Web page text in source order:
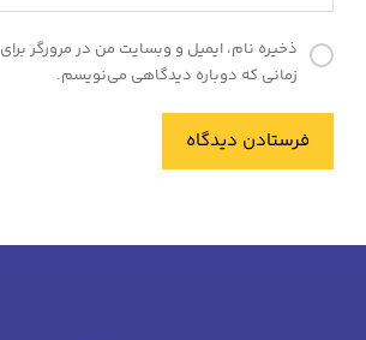
ذخیره نام، ایمیل و وبسایت من در مرورگر برای
زمانی که دوباره دیدگاهی می‌نویسم.
فرستادن دیدگاه